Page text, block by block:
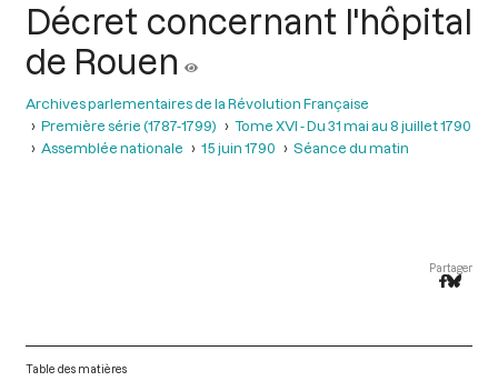
Décret concernant l'hôpital
de Rouen
Archives parlementaires de la Révolution Française
Première série (1787-1799)
Tome XVI - Du 31 mai au 8 juillet 1790
Assemblée nationale
15 juin 1790 Séance du matin
Partager
Table des matières